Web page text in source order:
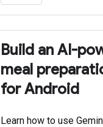
Build an AI-
meal
for Android
Learn how to use